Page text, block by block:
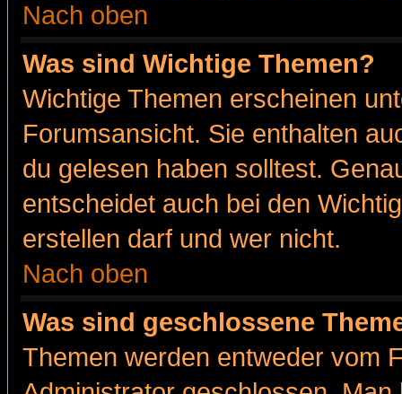
Nach oben
Was sind Wichtige Themen?
Wichtige Themen erscheinen
Forumsansicht. Sie enthalten
du gelesen haben solltest.
entscheidet auch bei den
erstellen darf und wer nicht.
Nach oben
Was sind geschlossene
Themen werden entweder vom